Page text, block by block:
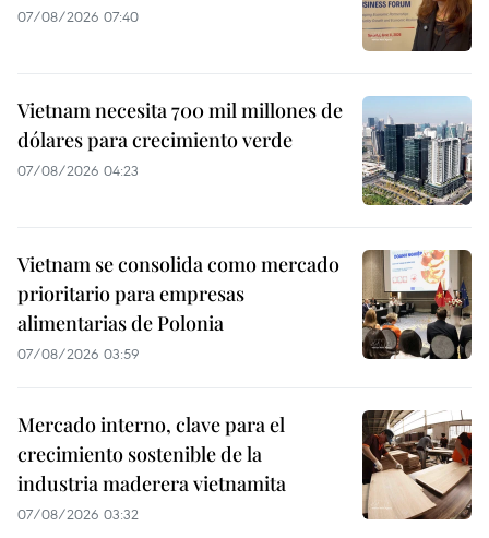
07/08/2026 07:40
Vietnam necesita 700 mil millones de
dólares para crecimiento verde
07/08/2026 04:23
Vietnam se consolida como mercado
prioritario para empresas
alimentarias de Polonia
07/08/2026 03:59
Mercado interno, clave para el
crecimiento sostenible de la
industria maderera vietnamita
07/08/2026 03:32